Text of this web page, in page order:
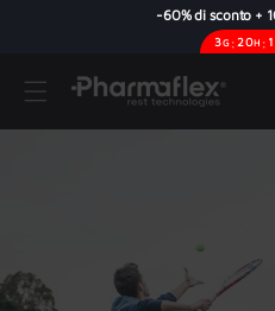
content
-60% di sconto +
3G :20H :